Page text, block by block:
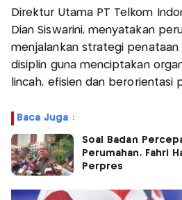
Direktur Utama PT Telkom
Dian Siswarini, menyatakan
menjalankan strategi
disiplin guna menciptakan
lincah, efisien dan berorientasi
Baca Juga :
Soal Badan
Perumahan, Fahri
Perpres